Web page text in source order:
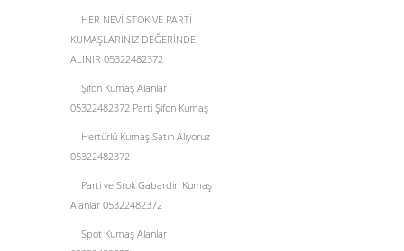
HER NEVİ STOK VE PARTİ
KUMAŞLARINIZ DEĞERİNDE
ALINIR 05322482372
Şifon Kumaş Alanlar
05322482372 Parti Şifon Kumaş
Hertürlü Kumaş Satın Alıyoruz
05322482372
Parti ve Stok Gabardin Kumaş
Alanlar 05322482372
Spot Kumaş Alanlar